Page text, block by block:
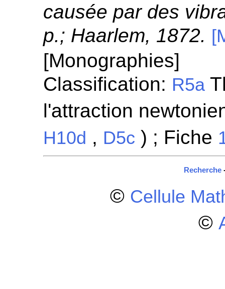
causée par des
p.; Haarlem, 1872.
[Monographies]
Classification: R5a
l'attraction
H10d , D5c ) ; Fiche
Recherche
© Cellule
©